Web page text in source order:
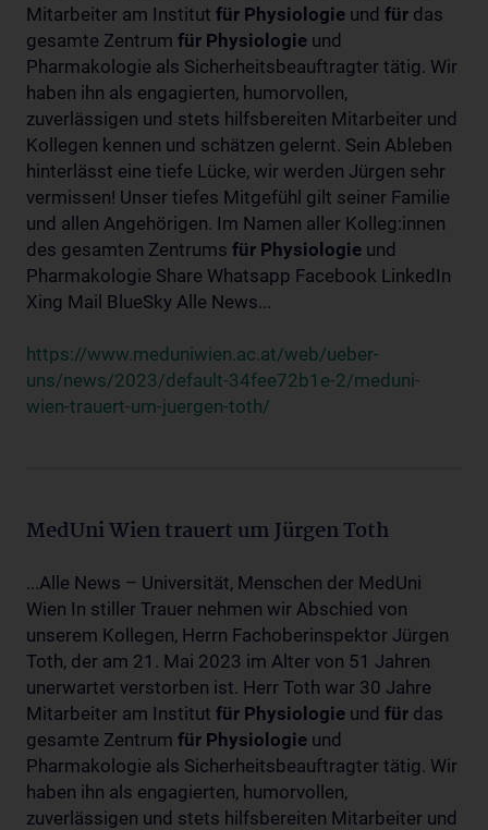
Mitarbeiter am Institut für Physiologie und für das
gesamte Zentrum für Physiologie und
Pharmakologie als Sicherheitsbeauftragter tätig. Wir
haben ihn als engagierten, humorvollen,
zuverlässigen und stets hilfsbereiten Mitarbeiter und
Kollegen kennen und schätzen gelernt. Sein Ableben
hinterlässt eine tiefe Lücke, wir werden Jürgen sehr
vermissen! Unser tiefes Mitgefühl gilt seiner Familie
und allen Angehörigen. Im Namen aller Kolleg:innen
des gesamten Zentrums für Physiologie und
Pharmakologie Share Whatsapp Facebook LinkedIn
Xing Mail BlueSky Alle News...
https://www.meduniwien.ac.at/web/ueber-
uns/news/2023/default-34fee72b1e-2/meduni-
wien-trauert-um-juergen-toth/
MedUni Wien trauert um Jürgen Toth
...Alle News – Universität, Menschen der MedUni
Wien In stiller Trauer nehmen wir Abschied von
unserem Kollegen, Herrn Fachoberinspektor Jürgen
Toth, der am 21. Mai 2023 im Alter von 51 Jahren
unerwartet verstorben ist. Herr Toth war 30 Jahre
Mitarbeiter am Institut für Physiologie und für das
gesamte Zentrum für Physiologie und
Pharmakologie als Sicherheitsbeauftragter tätig. Wir
haben ihn als engagierten, humorvollen,
zuverlässigen und stets hilfsbereiten Mitarbeiter und